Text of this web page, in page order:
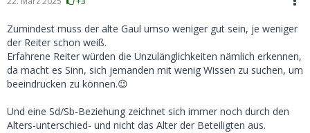
Zumindest muss der alte Gaul umso weniger gut sein, je weniger
der Reiter schon weiß.
Erfahrene Reiter würden die Unzulänglichkeiten nämlich erkennen,
da macht es Sinn, sich jemanden mit wenig Wissen zu suchen, um
beeindrucken zu können.😉
Und eine Sd/Sb-Beziehung zeichnet sich immer noch durch den
Alters-unterschied- und nicht das Alter der Beteiligten aus.